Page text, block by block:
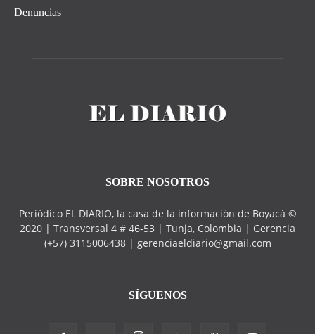
Denuncias
SOBRE NOSOTROS
Periódico EL DIARIO, la casa de la información de Boyacá ©
2020 | Transversal 4 # 46-53 | Tunja, Colombia | Gerencia
(+57) 3115006438 | gerenciaeldiario@gmail.com
SÍGUENOS